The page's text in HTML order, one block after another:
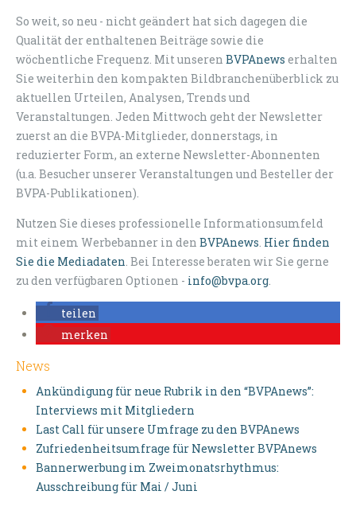
So weit, so neu - nicht geändert hat sich dagegen die
Qualität der enthaltenen Beiträge sowie die
wöchentliche Frequenz. Mit unseren BVPAnews erhalten
Sie weiterhin den kompakten Bildbranchenüberblick zu
aktuellen Urteilen, Analysen, Trends und
Veranstaltungen. Jeden Mittwoch geht der Newsletter
zuerst an die BVPA-Mitglieder, donnerstags, in
reduzierter Form, an externe Newsletter-Abonnenten
(u.a. Besucher unserer Veranstaltungen und Besteller der
BVPA-Publikationen).
Nutzen Sie dieses professionelle Informationsumfeld
mit einem Werbebanner in den BVPAnews. Hier finden
Sie die Mediadaten. Bei Interesse beraten wir Sie gerne
zu den verfügbaren Optionen - info@bvpa.org.
teilen
merken
News
Ankündigung für neue Rubrik in den “BVPAnews”:
Interviews mit Mitgliedern
Last Call für unsere Umfrage zu den BVPAnews
Zufriedenheitsumfrage für Newsletter BVPAnews
Bannerwerbung im Zweimonatsrhythmus:
Ausschreibung für Mai / Juni